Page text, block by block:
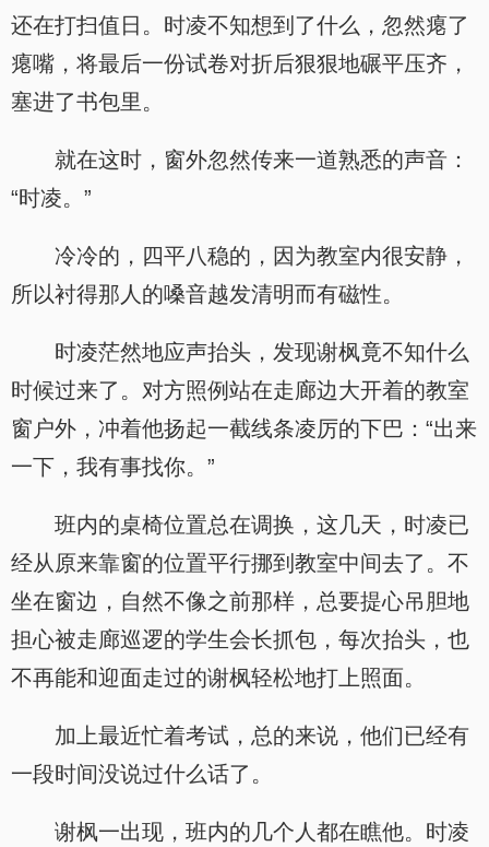
还在打扫值日。时凌不知想到了什么，忽然瘪了
瘪嘴，将最后一份试卷对折后狠狠地碾平压齐，
塞进了书包里。
就在这时，窗外忽然传来一道熟悉的声音：
“时凌。”
冷冷的，四平八稳的，因为教室内很安静，
所以衬得那人的嗓音越发清明而有磁性。
时凌茫然地应声抬头，发现谢枫竟不知什么
时候过来了。对方照例站在走廊边大开着的教室
窗户外，冲着他扬起一截线条凌厉的下巴：“出来
一下，我有事找你。”
班内的桌椅位置总在调换，这几天，时凌已
经从原来靠窗的位置平行挪到教室中间去了。不
坐在窗边，自然不像之前那样，总要提心吊胆地
担心被走廊巡逻的学生会长抓包，每次抬头，也
不再能和迎面走过的谢枫轻松地打上照面。
加上最近忙着考试，总的来说，他们已经有
一段时间没说过什么话了。
谢枫一出现，班内的几个人都在瞧他。时凌